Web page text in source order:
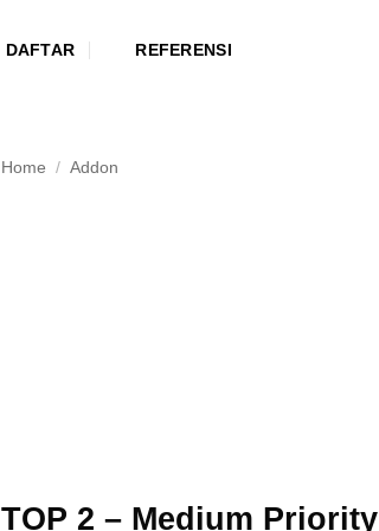
DAFTAR REFERENSI
Home / Addon
TOP 2 – Medium Priority